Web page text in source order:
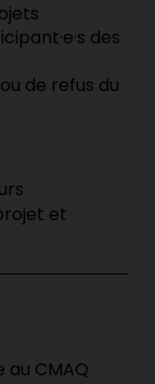
des
de refus du
et
CMAQ